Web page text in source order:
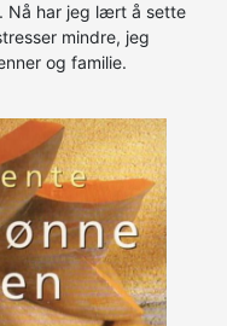
Nå har jeg lært å sette
mindre, jeg
og familie.